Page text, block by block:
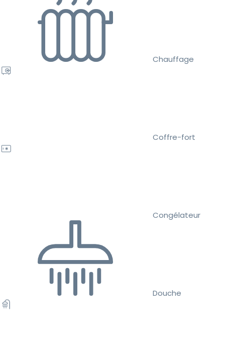
Chauffage
Coffre-fort
Congélateur
Douche